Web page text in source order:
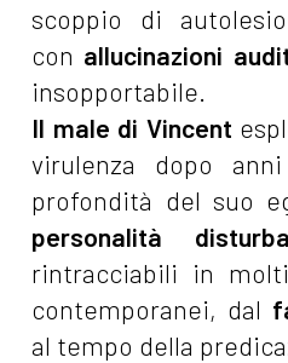
scoppio di
con allucinazioni
insopportabile.
Il male di Vincent
virulenza dopo
profondità del suo
personalità
rintracciabili in
contemporanei, dal
al tempo della